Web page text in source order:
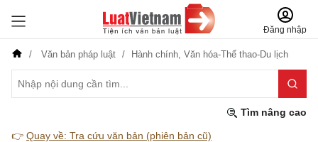
Đăng nhập
Văn bản pháp luật Hành chính, Văn hóa-Thể thao-Du lịch
Tìm nâng cao
👉 Quay về: Tra cứu văn bản (phiên bản cũ)